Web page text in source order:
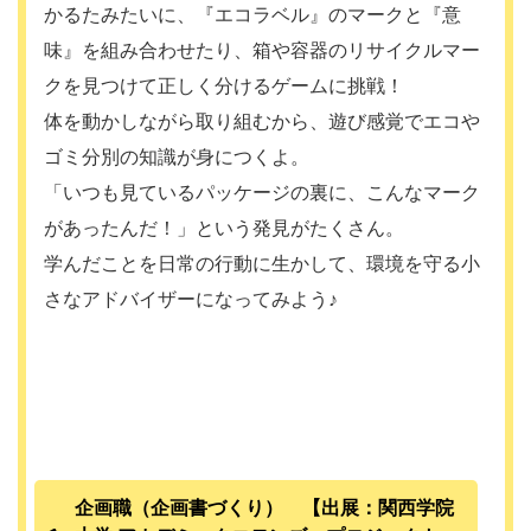
かるたみたいに、『エコラベル』のマークと『意
味』を組み合わせたり、箱や容器のリサイクルマー
クを見つけて正しく分けるゲームに挑戦！
体を動かしながら取り組むから、遊び感覚でエコや
ゴミ分別の知識が身につくよ。
「いつも見ているパッケージの裏に、こんなマーク
があったんだ！」という発見がたくさん。
学んだことを日常の行動に生かして、環境を守る小
さなアドバイザーになってみよう♪
企画職（企画書づくり） 【出展：関西学院